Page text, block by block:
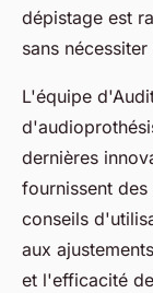
dépistage est
sans
L'équipe
dernières
fournissent
conseils
aux
et l'efficacité